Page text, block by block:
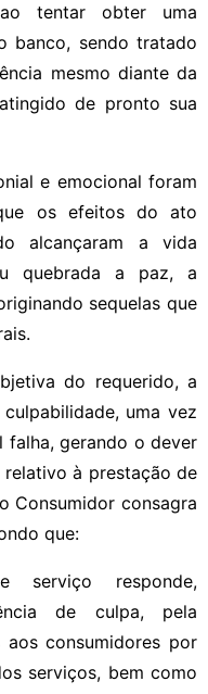
tentar obter uma
banco, sendo tratado
mesmo diante da
de pronto sua
e emocional foram
os efeitos do ato
alcançaram a vida
quebrada a paz, a
sequelas que
do requerido, a
uma vez
falha, gerando o dever
à prestação de
Consumidor consagra
que:
responde,
de culpa, pela
aos consumidores por
serviços, bem como